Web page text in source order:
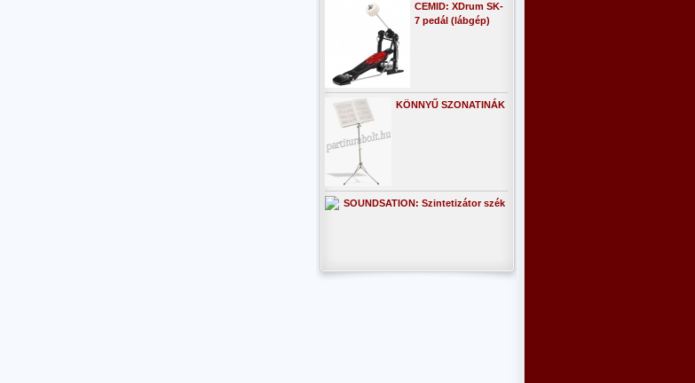
CEMID: XDrum SK-
7 pedál (lábgép)
KÖNNYŰ SZONATINÁK
SOUNDSATION: Szintetizátor szék